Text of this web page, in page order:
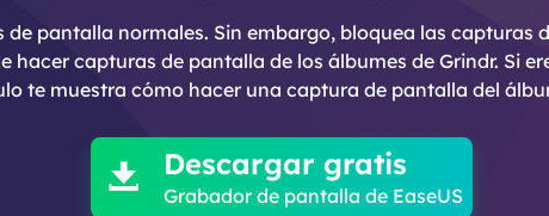
pantalla normales. Sin embargo, bloquea las capturas
hacer capturas de pantalla de los álbumes de Grindr. Si
te muestra cómo hacer una captura de pantalla del

 Descargar gratis
Grabador de pantalla de EaseUS